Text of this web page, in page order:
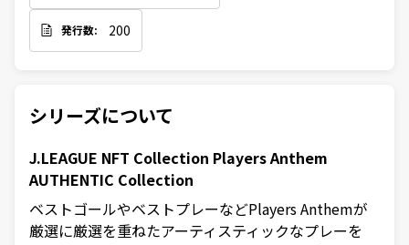
発行数: 200
シリーズについて
J.LEAGUE NFT Collection Players Anthem
AUTHENTIC Collection
ベストゴールやベストプレーなどPlayers Anthemが
厳選に厳選を重ねたアーティスティックなプレーを